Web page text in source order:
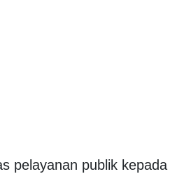
pelayanan publik